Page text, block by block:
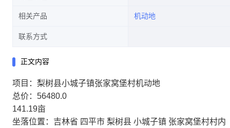
相关产品 机动地
联系方式
正文内容
项目：梨树县小城子镇张家窝堡村机动地
总价：56480.0
141.19亩
坐落位置：吉林省 四平市 梨树县 小城子镇 张家窝堡村村内